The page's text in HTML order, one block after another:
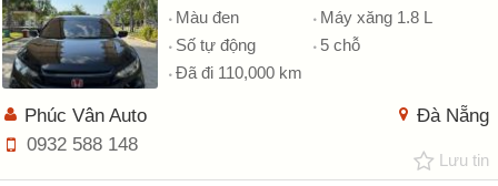
Màu đen
Máy xăng 1.8 L
Số tự động
5 chỗ
Đã đi 110,000 km
Đà Nẵng
Phúc Vân Auto
0932 588 148
Lưu tin